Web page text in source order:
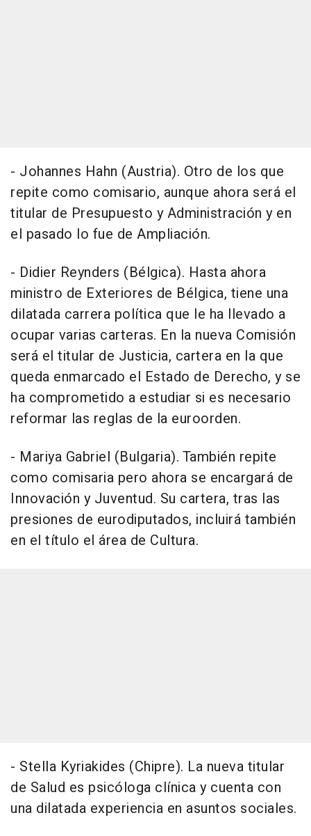
- Johannes Hahn (Austria). Otro de los que
repite como comisario, aunque ahora será el
titular de Presupuesto y Administración y en
el pasado lo fue de Ampliación.
- Didier Reynders (Bélgica). Hasta ahora
ministro de Exteriores de Bélgica, tiene una
dilatada carrera política que le ha llevado a
ocupar varias carteras. En la nueva Comisión
será el titular de Justicia, cartera en la que
queda enmarcado el Estado de Derecho, y se
ha comprometido a estudiar si es necesario
reformar las reglas de la euroorden.
- Mariya Gabriel (Bulgaria). También repite
como comisaria pero ahora se encargará de
Innovación y Juventud. Su cartera, tras las
presiones de eurodiputados, incluirá también
en el título el área de Cultura.
- Stella Kyriakides (Chipre). La nueva titular
de Salud es psicóloga clínica y cuenta con
una dilatada experiencia en asuntos sociales.